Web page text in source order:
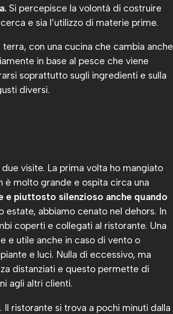
Si percepisce la volontà di costruire
e sia l’utilizzo di materie prime.
con una cucina che cambia anche
in base al pesce che viene
soprattutto sugli ingredienti e sulla
diversi.
visite. La prima volta ho mangiato
è molto grande e ospita circa una
e piuttosto silenzioso anche quando
estate, abbiamo cenato nel dehors. In
coperti e collegati al ristorante. Una
e utile anche in caso di vento o
e luci. Nulla di eccessivo, ma
distanziati e questo permette di
agli altri clienti.
. Il ristorante si trova a pochi minuti dalla